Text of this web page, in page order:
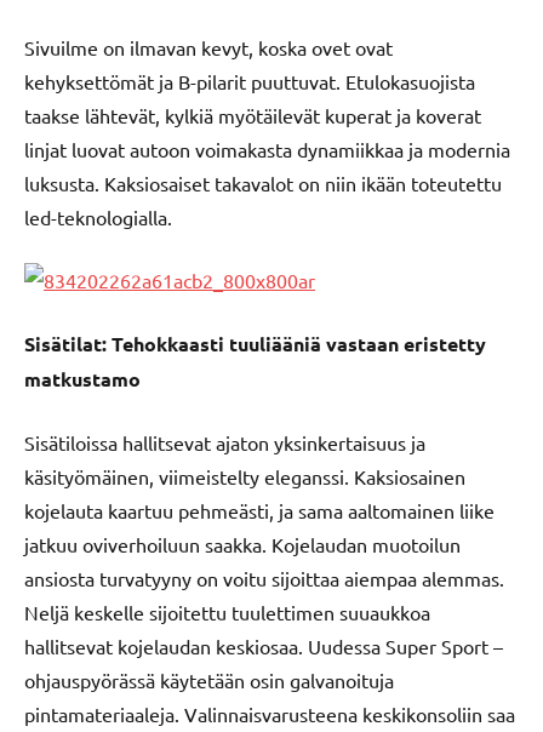
Sivuilme on ilmavan kevyt, koska ovet ovat
kehyksettömät ja B-pilarit puuttuvat. Etulokasuojista
taakse lähtevät, kylkiä myötäilevät kuperat ja koverat
linjat luovat autoon voimakasta dynamiikkaa ja modernia
luksusta. Kaksiosaiset takavalot on niin ikään toteutettu
led-teknologialla.
Sisätilat: Tehokkaasti tuuliääniä vastaan eristetty
matkustamo
Sisätiloissa hallitsevat ajaton yksinkertaisuus ja
käsityömäinen, viimeistelty eleganssi. Kaksiosainen
kojelauta kaartuu pehmeästi, ja sama aaltomainen liike
jatkuu oviverhoiluun saakka. Kojelaudan muotoilun
ansiosta turvatyyny on voitu sijoittaa aiempaa alemmas.
Neljä keskelle sijoitettu tuulettimen suuaukkoa
hallitsevat kojelaudan keskiosaa. Uudessa Super Sport –
ohjauspyörässä käytetään osin galvanoituja
pintamateriaaleja. Valinnaisvarusteena keskikonsoliin saa